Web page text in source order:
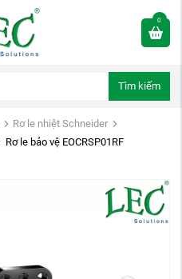
0
Tìm kiếm
Rơ le nhiệt Schneider
Rơ le bảo vệ EOCRSP01RF